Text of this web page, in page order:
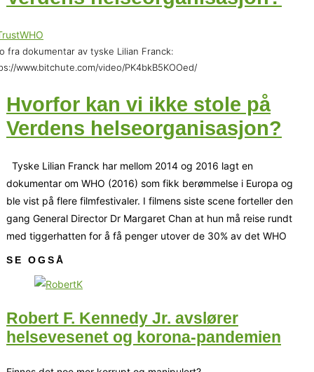
fra dokumentar av tyske Lilian Franck:
www.bitchute.com/video/PK4bkB5KOOed/
Hvorfor kan vi ikke stole på
Verdens helseorganisasjon?
Tyske Lilian Franck har mellom 2014 og 2016 lagt en
dokumentar om WHO (2016) som fikk berømmelse i Europa og
ble vist på flere filmfestivaler. I filmens siste scene forteller den
gang General Director Dr Margaret Chan at hun må reise rundt
med tiggerhatten for å få penger utover de 30% av det WHO
SE OGSÅ
Robert F. Kennedy Jr. avslører
helsevesenet og korona-pandemien